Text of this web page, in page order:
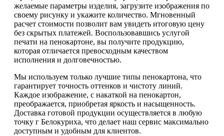
желаемые параметры изделия, загрузите изображения по
своему рисунку и укажите количество. Мгновенный
расчет стоимости позволит вам увидеть итоговую цену
без скрытых платежей. Воспользовавшись услугой
печати на пенокартоне, вы получите продукцию,
которая отличается превосходным качеством
исполнения и долговечностью.
Мы используем только лучшие типы пенокартона, что
гарантирует точность оттенков и чистоту линий.
Каждое изображение, с накаткой на пенокартон,
преображается, приобретая яркость и насыщенность.
Доставка готовой продукции осуществляется в любую
точку г Белокуриха, что делает наш сервис максимально
доступным и удобным для клиентов.